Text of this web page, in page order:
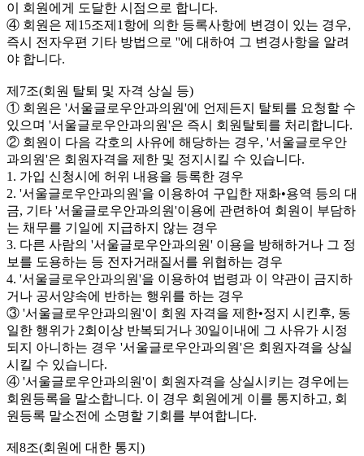
이 회원에게 도달한 시점으로 합니다.
④ 회원은 제15조제1항에 의한 등록사항에 변경이 있는 경우,
즉시 전자우편 기타 방법으로 ''에 대하여 그 변경사항을 알려
야 합니다.
제7조(회원 탈퇴 및 자격 상실 등)
① 회원은 '서울글로우안과의원'에 언제든지 탈퇴를 요청할 수
있으며 '서울글로우안과의원'은 즉시 회원탈퇴를 처리합니다.
② 회원이 다음 각호의 사유에 해당하는 경우, '서울글로우안
과의원'은 회원자격을 제한 및 정지시킬 수 있습니다.
1. 가입 신청시에 허위 내용을 등록한 경우
2. '서울글로우안과의원'을 이용하여 구입한 재화•용역 등의 대
금, 기타 '서울글로우안과의원'이용에 관련하여 회원이 부담하
는 채무를 기일에 지급하지 않는 경우
3. 다른 사람의 '서울글로우안과의원' 이용을 방해하거나 그 정
보를 도용하는 등 전자거래질서를 위협하는 경우
4. '서울글로우안과의원'을 이용하여 법령과 이 약관이 금지하
거나 공서양속에 반하는 행위를 하는 경우
③ '서울글로우안과의원'이 회원 자격을 제한•정지 시킨후, 동
일한 행위가 2회이상 반복되거나 30일이내에 그 사유가 시정
되지 아니하는 경우 '서울글로우안과의원'은 회원자격을 상실
시킬 수 있습니다.
④ '서울글로우안과의원'이 회원자격을 상실시키는 경우에는
회원등록을 말소합니다. 이 경우 회원에게 이를 통지하고, 회
원등록 말소전에 소명할 기회를 부여합니다.
제8조(회원에 대한 통지)